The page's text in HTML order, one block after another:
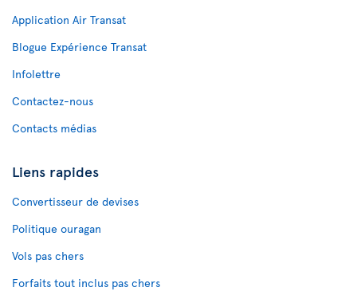
Application Air Transat
Blogue Expérience Transat
Infolettre
Contactez-nous
Contacts médias
Liens rapides
Convertisseur de devises
Politique ouragan
Vols pas chers
Forfaits tout inclus pas chers